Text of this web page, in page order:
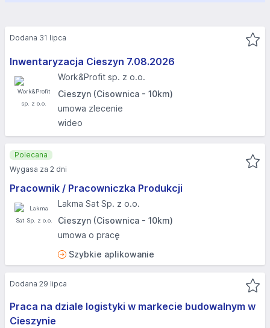
Inwentaryzacja Cieszyn 7.08.2026​
Work&Profit sp. z o.o.
Cieszyn (Cisownica - 10km)
umowa zlecenie
wideo
Dodana 31 lipca
Pracownik / Pracowniczka Produkcji
Lakma Sat Sp. z o.o.
Cieszyn (Cisownica - 10km)
umowa o pracę
Szybkie aplikowanie
Polecana
Wygasa za 2 dni
Praca na dziale logistyki w markecie budowalnym w
Cieszynie
Dodana 29 lipca